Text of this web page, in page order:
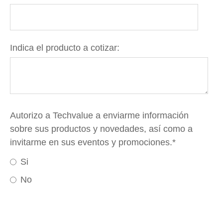
Indica el producto a cotizar:
Autorizo a Techvalue a enviarme información
sobre sus productos y novedades, así como a
invitarme en sus eventos y promociones.*
Si
No